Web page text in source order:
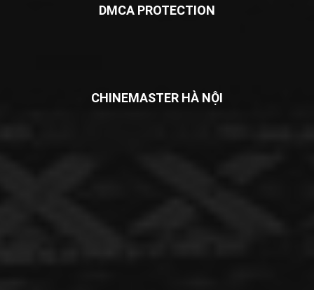
DMCA PROTECTION
CHINEMASTER HÀ NỘI